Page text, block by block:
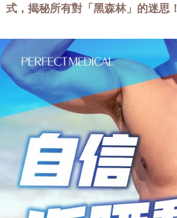
式，揭秘所有對「黑森林」的迷思！